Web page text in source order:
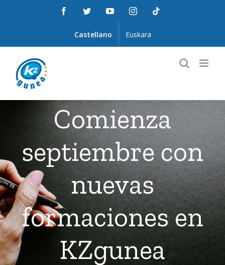
FacebookTwitterYouTubeInstagram
Castellano Euskara
Comienza
septiembre con
nuevas
formaciones en
KZgunea